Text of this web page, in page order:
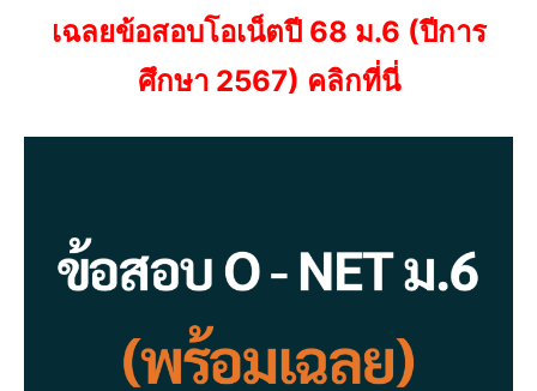
เฉลยข้อสอบโอเน็ตปี 68 ม.6 (ปีการ
ศึกษา 2567) คลิกที่นี่